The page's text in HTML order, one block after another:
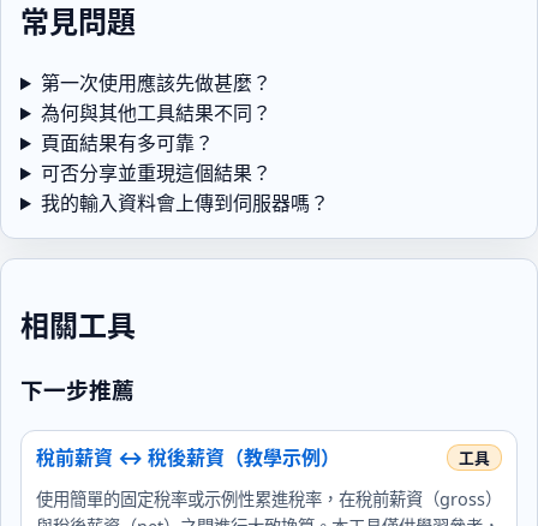
常見問題
第一次使用應該先做甚麼？
為何與其他工具結果不同？
頁面結果有多可靠？
可否分享並重現這個結果？
我的輸入資料會上傳到伺服器嗎？
相關工具
下一步推薦
稅前薪資 ↔ 稅後薪資（教學示例）
使用簡單的固定稅率或示例性累進稅率，在稅前薪資（gross）